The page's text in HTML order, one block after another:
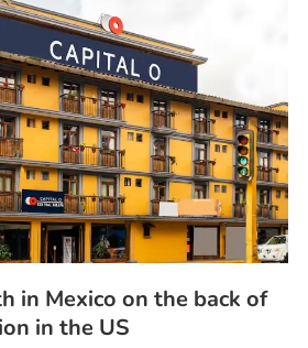
in Mexico on the back of
in the US